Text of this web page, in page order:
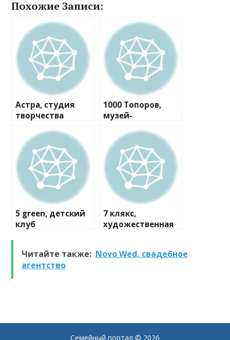
Похожие Записи:
Астра, студия
творчества
1000 Топоров,
музей-
5 green, детский
клуб
7 клякс,
художественная
Читайте также: Novo Wed, свадебное
агентство
Семейный портал © 2026